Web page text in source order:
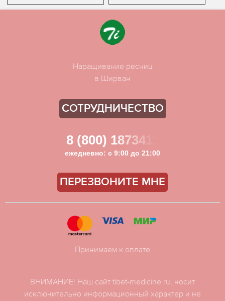
Наращивание ресниц
в Ширван
СОТРУДНИЧЕСТВО
8 (800) 1873411
ежедневно: с 9:00 до 21:00
ПЕРЕЗВОНИТЕ МНЕ
ВНИМАНИЕ! Наш сайт tibet-medicine.ru, носит
исключительно информационный характер и не
Принимаем к оплате